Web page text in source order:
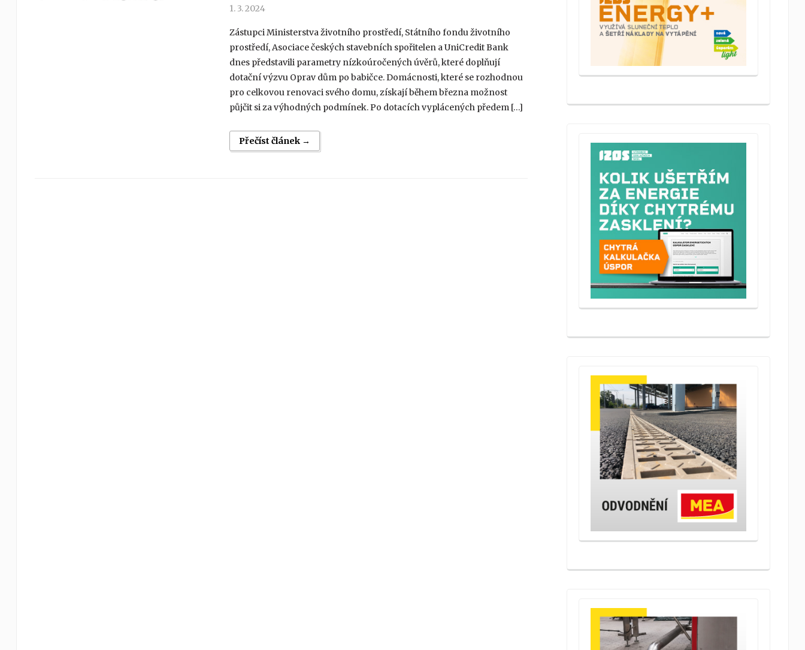
1. 3. 2024
Zástupci Ministerstva životního prostředí, Státního fondu životního
prostředí, Asociace českých stavebních spořitelen a UniCredit Bank
dnes představili parametry nízkoúročených úvěrů, které doplňují
dotační výzvu Oprav dům po babičce. Domácnosti, které se rozhodnou
pro celkovou renovaci svého domu, získají během března možnost
půjčit si za výhodných podmínek. Po dotacích vyplácených předem […]
Přečíst článek →